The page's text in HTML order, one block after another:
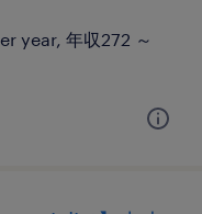
year, 年収272 ～